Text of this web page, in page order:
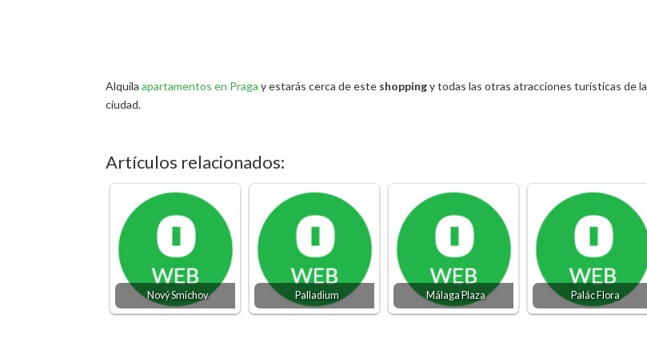
Alquila apartamentos en Praga y estarás cerca de este shoppingy todas las otras atracciones turísticas de la
ciudad.
Artículos relacionados:
Nový Smíchov Palladium Málaga Plaza Palác Flora